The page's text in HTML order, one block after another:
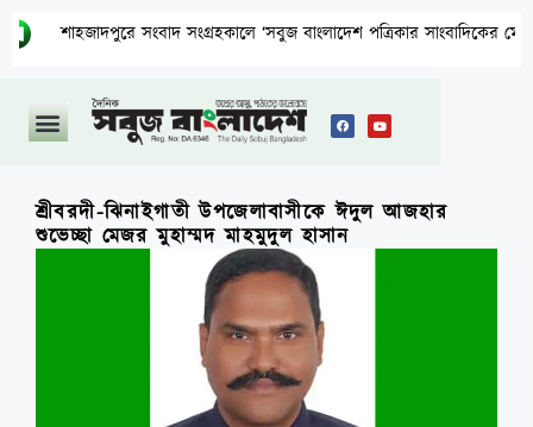
সংবাদ সংগ্রহকালে ‘সবুজ বাংলাদেশ পত্রিকার সাংবাদিকের মোবাইল
শ্রীবরদী-ঝিনাইগাতী উপজেলাবাসীকে ঈদুল আজহার
শুভেচ্ছা মেজর মুহাম্মদ মাহমুদুল হাসান